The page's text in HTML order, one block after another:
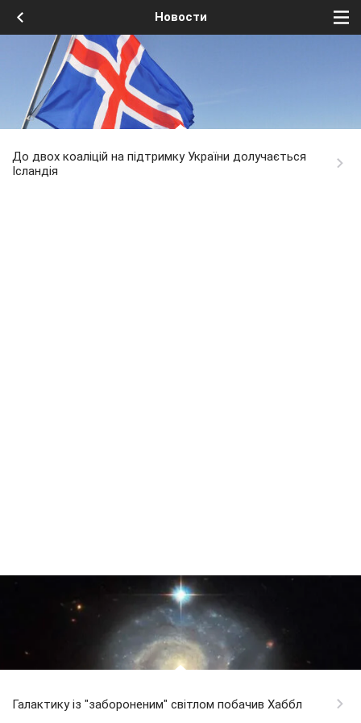
Новости
До двох коаліцій на підтримку України долучається
Ісландія
Галактику із "забороненим" світлом побачив Хаббл